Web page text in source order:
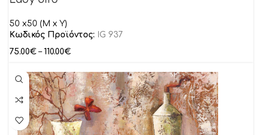
50 x50 (M x Y)
Κωδικός Προϊόντος:
IG 937
75.00€ – 110.00€